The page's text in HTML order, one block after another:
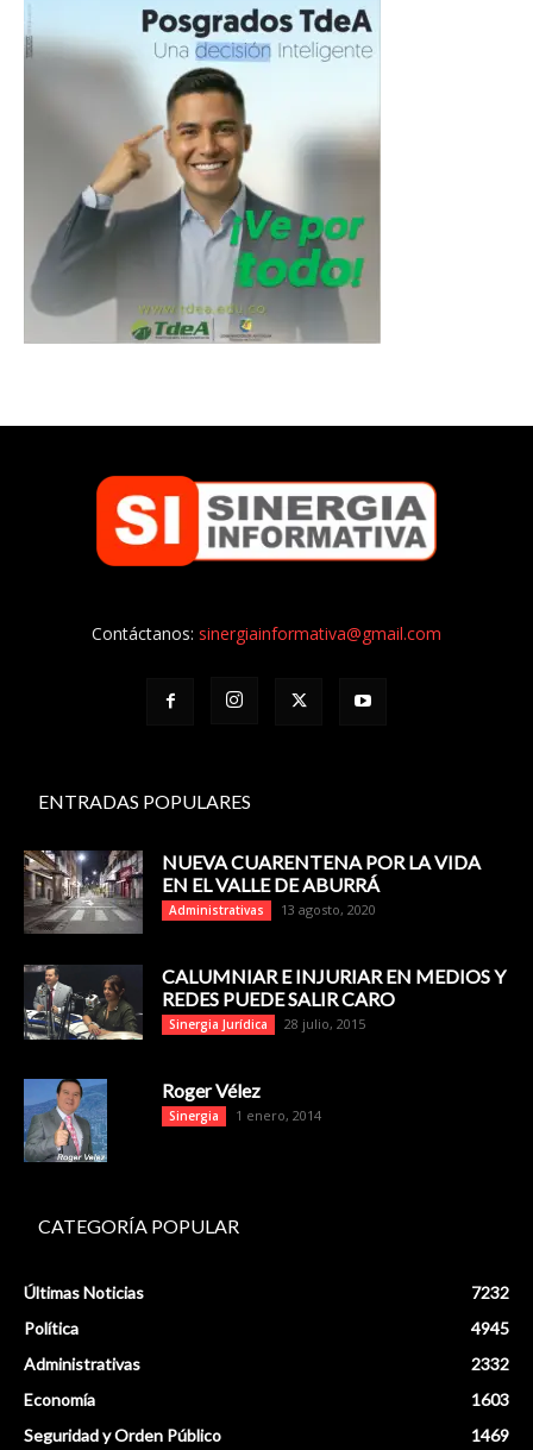
Contáctanos: sinergiainformativa@gmail.com
ENTRADAS POPULARES
NUEVA CUARENTENA POR LA VIDA
EN EL VALLE DE ABURRÁ
Administrativas 13 agosto, 2020
CALUMNIAR E INJURIAR EN MEDIOS Y
REDES PUEDE SALIR CARO
Sinergia Jurídica 28 julio, 2015
Roger Vélez
Sinergia 1 enero, 2014
CATEGORÍA POPULAR
Últimas Noticias
7232
Política
4945
Administrativas
2332
Economía
1603
Seguridad y Orden Público
1469